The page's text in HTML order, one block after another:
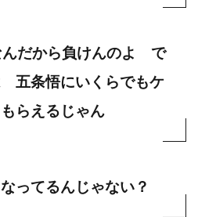
んだから負けんのよ で
条悟にいくらでもケ
らえるじゃん
ってるんじゃない？